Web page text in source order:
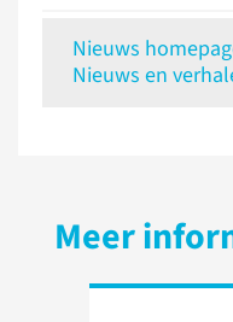
Nieuws
Nieuws en
Meer